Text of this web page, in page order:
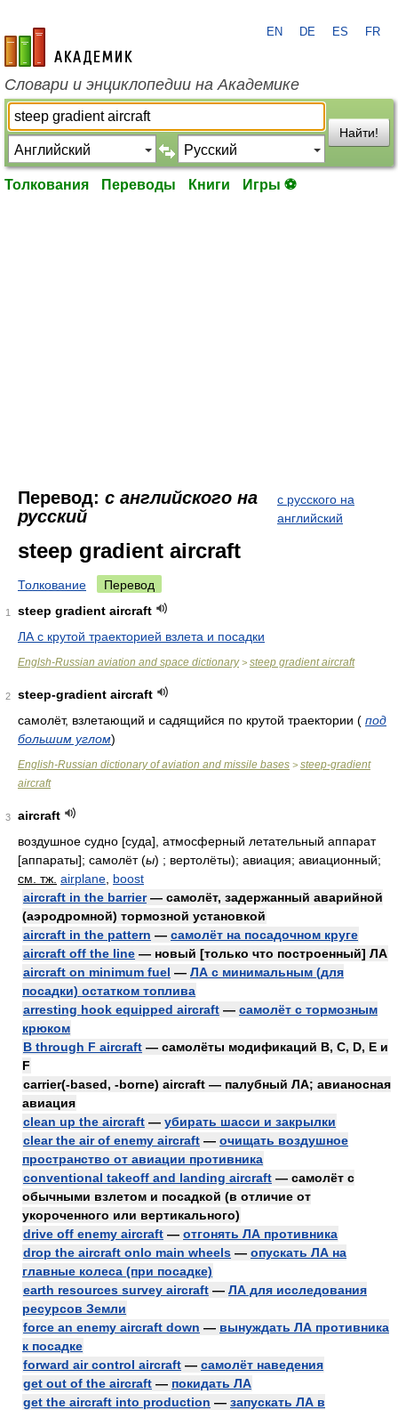
academic.ru
EN DE ES FR
Словари и энциклопедии на Академике
Найти!
Толкования Переводы Книги Игры ⚽
Перевод: с английского на
русский
с русского на
английский
steep gradient aircraft
Толкование Перевод
1
steep gradient aircraft
ЛА с крутой траекторией взлета и посадки
Englsh-Russian aviation and space dictionary> steep gradient aircraft
2
steep-gradient aircraft
самолёт, взлетающий и садящийся по крутой траектории ( под
большим углом)
English-Russian dictionary of aviation and missile bases > steep-gradient
aircraft
3
aircraft
воздушное судно [суда], атмосферный летательный аппарат
[аппараты]; самолёт(ы) ; вертолёты); авиация; авиационный;
см. тж. airplane boost
aircraft in the barrier— самолёт, задержанный аварийной
(аэродромной) тормозной установкой
aircraft in the pattern — самолёт на посадочном круге
aircraft off the line — новый [только что построенный] ЛА
aircraft on minimum fuel — ЛА с минимальным (для
посадки) остатком топлива
arresting hook equipped aircraft — самолёт с тормозным
крюком
B through F aircraft — самолёты модификаций B, C, D, E и
F
carrier(-based, -borne) aircraft — палубный ЛА; авианосная
авиация
clean up the aircraft — убирать шасси и закрылки
clear the air of enemy aircraft — очищать воздушное
пространство от авиации противника
conventional takeoff and landing aircraft — самолёт с
обычными взлетом и посадкой (в отличие от
укороченного или вертикального)
drive off enemy aircraft — отгонять ЛА противника
drop the aircraft onlo main wheels — опускать ЛА на
главные колеса (при посадке)
earth resources survey aircraft — ЛА для исследования
ресурсов Земли
force an enemy aircraft down — вынуждать ЛА противника
к посадке
forward air control aircraft — самолёт наведения
get out of the aircraft — покидать ЛА
get the aircraft into production — запускать ЛА в